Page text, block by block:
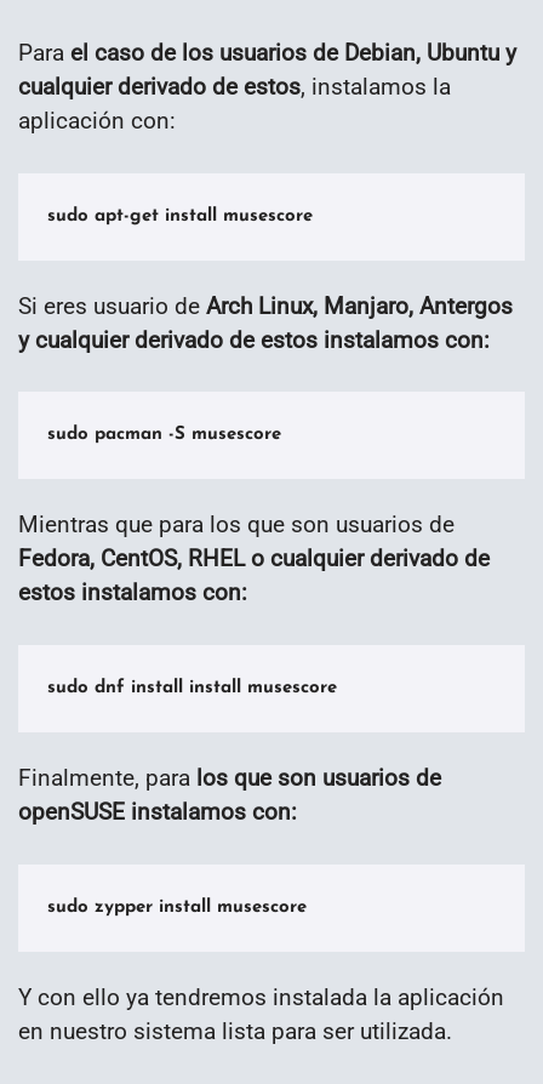
Para el caso de los usuarios de Debian, Ubuntu y
cualquier derivado de estos, instalamos la
aplicación con:
sudo apt-get install musescore
Si eres usuario de Arch Linux, Manjaro, Antergos
y cualquier derivado de estos instalamos con:
sudo pacman -S musescore
Mientras que para los que son usuarios de
Fedora, CentOS, RHEL o cualquier derivado de
estos instalamos con:
sudo dnf install install musescore
Finalmente, para los que son usuarios de
openSUSE instalamos con:
sudo zypper install musescore
Y con ello ya tendremos instalada la aplicación
en nuestro sistema lista para ser utilizada.